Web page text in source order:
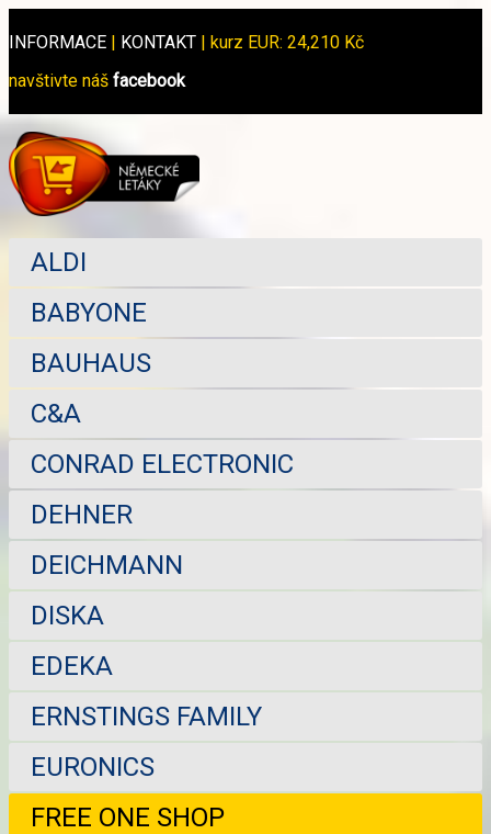
INFORMACE | KONTAKT | kurz EUR: 24,210 Kč
navštivte náš facebook
ALDI
BABYONE
BAUHAUS
C&A
CONRAD ELECTRONIC
DEHNER
DEICHMANN
DISKA
EDEKA
ERNSTINGS FAMILY
EURONICS
FREE ONE SHOP